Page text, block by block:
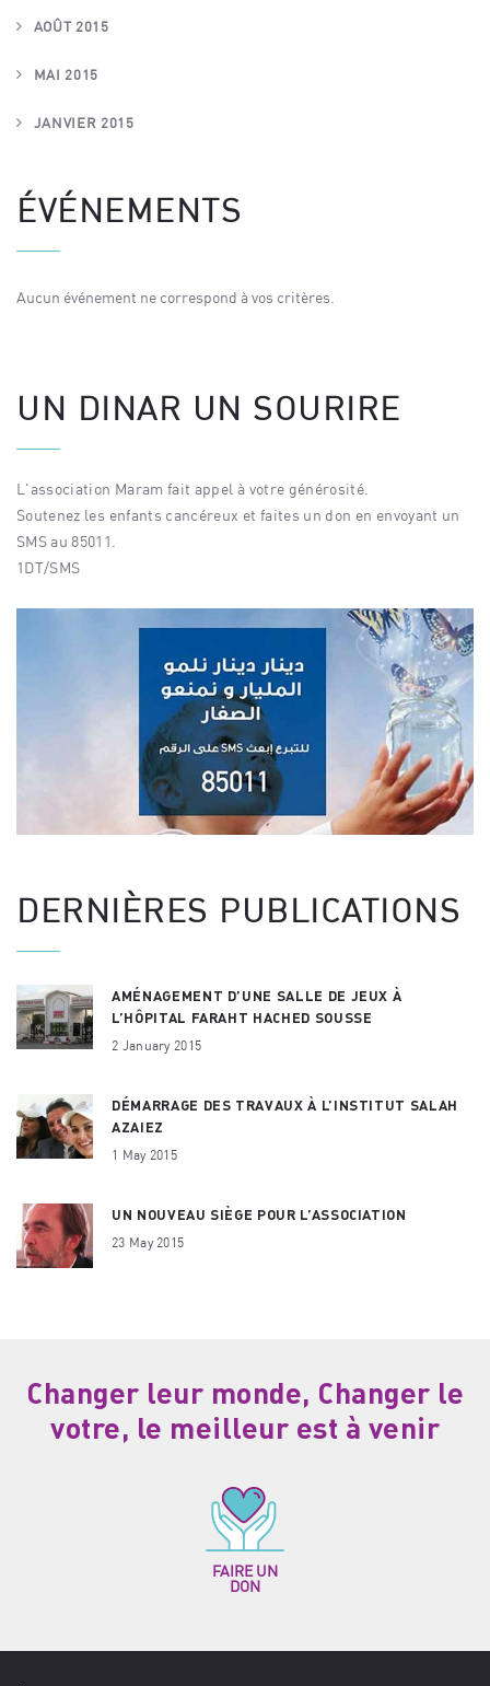
AOÛT 2015
MAI 2015
JANVIER 2015
ÉVÉNEMENTS
Aucun événement ne correspond à vos critères.
UN DINAR UN SOURIRE
L'association Maram fait appel à votre générosité.
Soutenez les enfants cancéreux et faites un don en envoyant un
SMS au 85011.
1DT/SMS
DERNIÈRES PUBLICATIONS
AMÉNAGEMENT D’UNE SALLE DE JEUX À
L’HÔPITAL FARAHT HACHED SOUSSE
2 January 2015
DÉMARRAGE DES TRAVAUX À L’INSTITUT SALAH
AZAIEZ
1 May 2015
UN NOUVEAU SIÈGE POUR L’ASSOCIATION
23 May 2015
Changer leur monde, Changer le
votre, le meilleur est à venir
FAIRE UN
DON